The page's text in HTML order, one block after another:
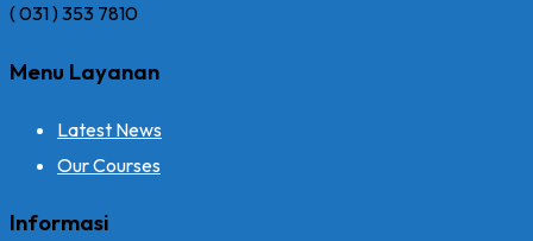
( 031 ) 353 7810
Menu Layanan
Latest News
Our Courses
Informasi